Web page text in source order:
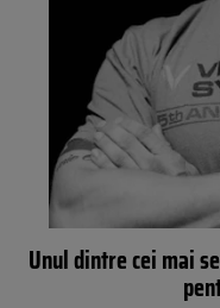
Unul dintre cei mai